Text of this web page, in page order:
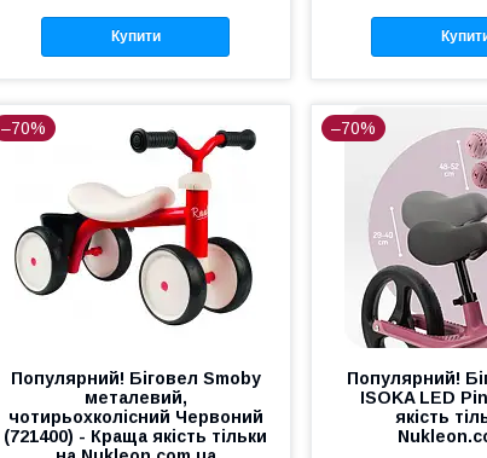
Купити
–70%
Популярний! Біговел Smoby
металевий,
чотирьохколісний Червоний
(721400) - Краща якість тільки
–70%
Популярний!
ISOKA LED
якість